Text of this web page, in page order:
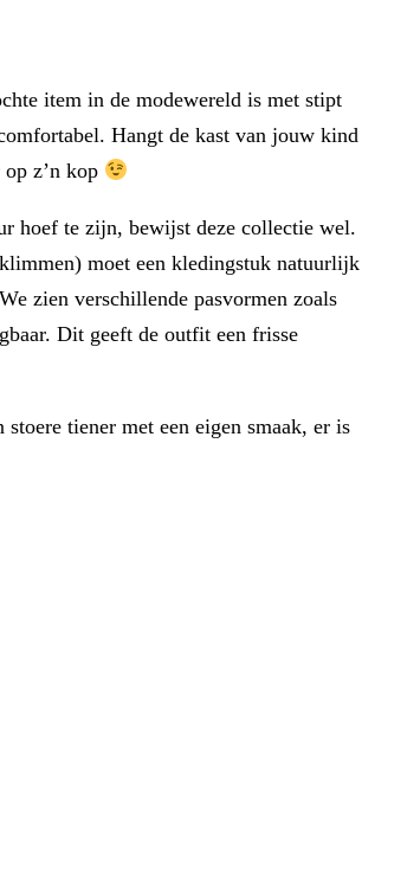
item in de modewereld is met stipt
Hangt de kast van jouw kind
z’n kop
hoef te zijn, bewijst deze collectie wel.
moet een kledingstuk natuurlijk
zien verschillende pasvormen zoals
Dit geeft de outfit een frisse
tiener met een eigen smaak, er is